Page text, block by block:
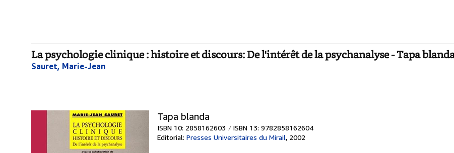
La psychologie clinique : histoire et discours: De l'intérêt de la psychanalyse - Tapa
Sauret, Marie-Jean
Tapa blanda
ISBN 10: 2858162603
ISBN 13: 9782858162604
Editorial: Presses Universitaires du Mirail, 2002